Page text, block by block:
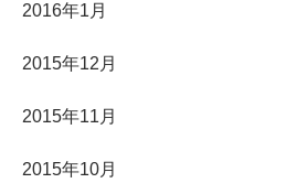
2016年1月
2015年12月
2015年11月
2015年10月